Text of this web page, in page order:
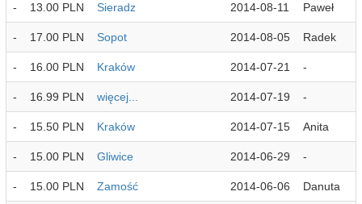
- 13.00 PLN Sieradz 2014-08-11 Paweł
- 17.00 PLN Sopot 2014-08-05 Radek
- 16.00 PLN Kraków 2014-07-21 -
- 16.99 PLN więcej... 2014-07-19 -
- 15.50 PLN Kraków 2014-07-15 Anita
- 15.00 PLN Gliwice 2014-06-29 -
- 15.00 PLN Zamość 2014-06-06 Danuta